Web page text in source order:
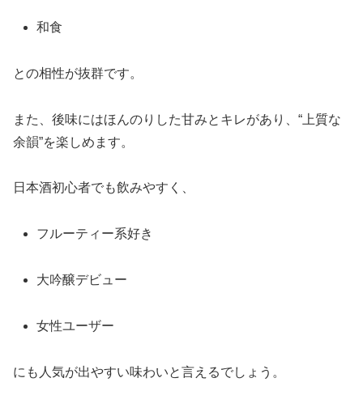
和食
との相性が抜群です。
また、後味にはほんのりした甘みとキレがあり、“上質な
余韻”を楽しめます。
日本酒初心者でも飲みやすく、
フルーティー系好き
大吟醸デビュー
女性ユーザー
にも人気が出やすい味わいと言えるでしょう。